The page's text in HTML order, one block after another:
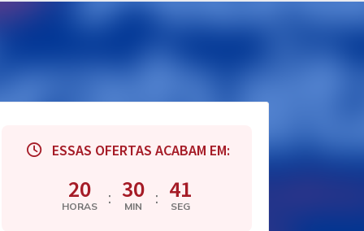
ESSAS OFERTAS ACABAM EM:
20
HORAS : 30
MIN : 40
SEG